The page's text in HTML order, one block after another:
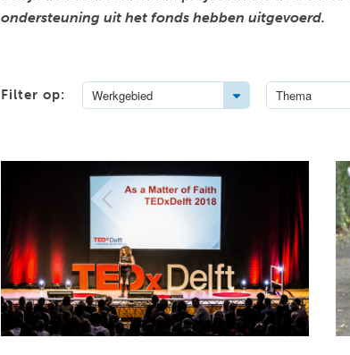
ondersteuning uit het fonds hebben uitgevoerd.
Filter op: Werkgebied Toggle Dropdown
Thema